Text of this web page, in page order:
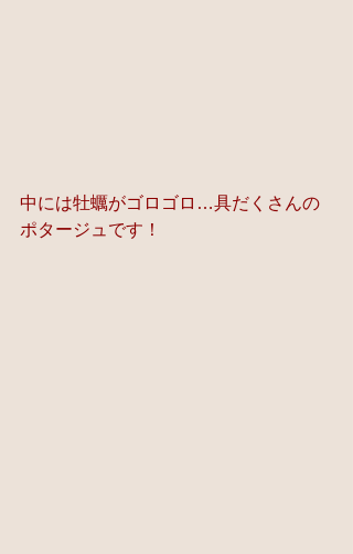
中には牡蠣がゴロゴロ…具だくさんの
ポタージュです！